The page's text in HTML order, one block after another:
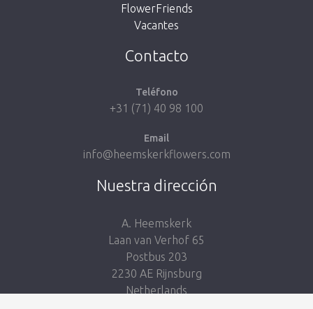
Volver a la tienda
FlowerFriends
Vacantes
Contacto
Teléfono
+31 (71) 40 98 100
Email
info@heemskerkflowers.com
Nuestra dirección
A. Heemskerk
Laan van Verhof 65
Postbus 203
2230 AE Rijnsburg
Netherlands